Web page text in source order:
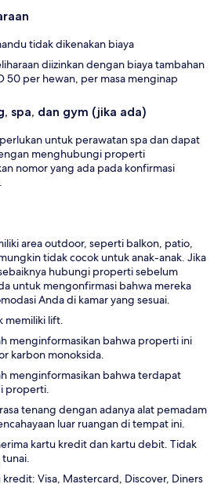
tidak dikenakan biaya
diizinkan dengan biaya tambahan
50 per hewan, per masa menginap
spa, dan gym (jika ada)
untuk perawatan spa dan dapat
menghubungi properti
nomor yang ada pada konfirmasi
area outdoor, seperti balkon, patio,
tidak cocok untuk anak-anak. Jika
hubungi properti sebelum
untuk mengonfirmasi bahwa mereka
Anda di kamar yang sesuai.
memiliki lift.
menginformasikan bahwa properti ini
karbon monoksida.
menginformasikan bahwa terdapat
properti.
tenang dengan adanya alat pemadam
luar ruangan di tempat ini.
kartu kredit dan kartu debit. Tidak
Visa, Mastercard, Discover, Diners